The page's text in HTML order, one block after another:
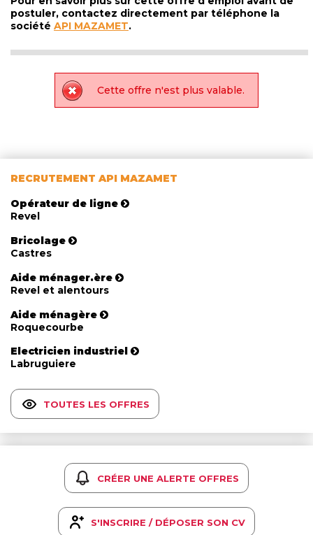
postuler, contactez directement par téléphone la
société API MAZAMET.
Cette offre n'est plus valable.
RECRUTEMENT API MAZAMET
Opérateur de ligne
Revel
Bricolage
Castres
Aide ménager.ère
Revel et alentours
Aide ménagère
Roquecourbe
Electricien industriel
Labruguiere
TOUTES LES OFFRES
CRÉER UNE ALERTE OFFRES
S'INSCRIRE / DÉPOSER SON CV